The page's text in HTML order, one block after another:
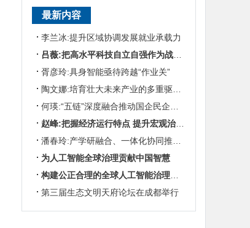
最新内容
李兰冰:提升区域协调发展就业承载力
吕薇:把高水平科技自立自强作为战略支撑
胥彦玲:具身智能亟待跨越“作业关”
陶文娜:培育壮大未来产业的多重驱动机制
何瑛:“五链”深度融合推动国企民企协同发展
赵峰:把握经济运行特点 提升宏观治理效能
潘春玲:产学研融合、一体化协同推动农业科技创新
为人工智能全球治理贡献中国智慧
构建公正合理的全球人工智能治理体系
第三届生态文明天府论坛在成都举行